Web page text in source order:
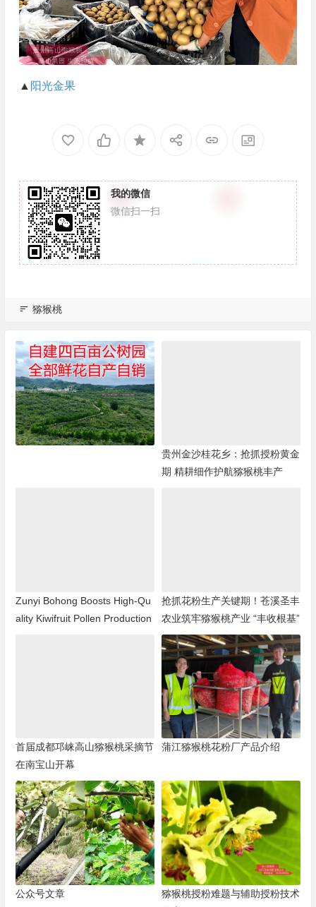
▲ 阳光金果
我的微信
微信扫一扫
猕猴桃
贵州金沙桂花乡：抢抓授粉黄金
期 精耕细作护航猕猴桃丰产
Zunyi Bohong Boosts High-Qu
ality Kiwifruit Pollen Production
抢抓花粉生产关键期！苍溪圣丰
农业筑牢猕猴桃产业 “丰收根基”
首届成都邛崃高山猕猴桃采摘节
在南宝山开幕
蒲江猕猴桃花粉厂产品介绍
公众号文章
猕猴桃授粉难题与辅助授粉技术